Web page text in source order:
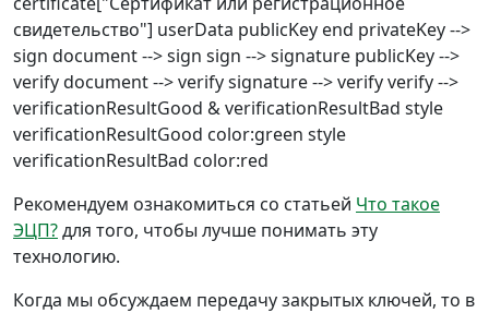
свидетельство"] userData publicKey end privateKey -->
sign document --> sign sign --> signature publicKey -->
verify document --> verify signature --> verify verify -->
verificationResultGood & verificationResultBad style
verificationResultGood color:green style
verificationResultBad color:red
Рекомендуем ознакомиться со статьей Что такое
ЭЦП?для того, чтобы лучше понимать эту
технологию.
Когда мы обсуждаем передачу закрытых ключей, то в